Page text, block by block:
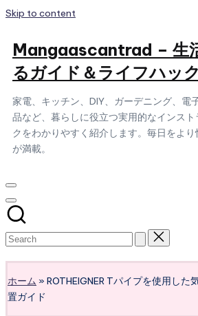
Skip to content
Mangaascantrad – 生
るガイド＆ライフハッ
家電、キッチン、DIY、ガーデニング、電
品など、暮らしに役立つ実用的なインス
クをわかりやすく紹介します。毎日をよ
が満載。
ホーム » ROTHEIGNER Tパイプを使用した
置ガイド